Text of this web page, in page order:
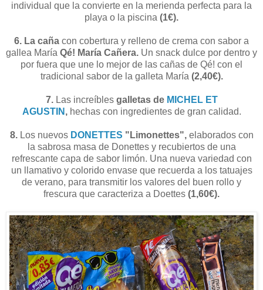
individual que la convierte en la merienda perfecta para la
playa o la piscina (1€).
6. La caña con cobertura y relleno de crema con sabor a
gallea María Qé! María Cañera. Un snack dulce por dentro y
por fuera que une lo mejor de las cañas de Qé! con el
tradicional sabor de la galleta María (2,40€).
7. Las increíbles galletas de MICHEL ET
AGUSTIN ,hechas con ingredientes de gran calidad.
8. Los nuevos DONETTES "Limonettes", elaborados con
la sabrosa masa de Donettes y recubiertos de una
refrescante capa de sabor limón. Una nueva variedad con
un llamativo y colorido envase que recuerda a los tatuajes
de verano, para transmitir los valores del buen rollo y
frescura que caracteriza a Doettes (1,60€).